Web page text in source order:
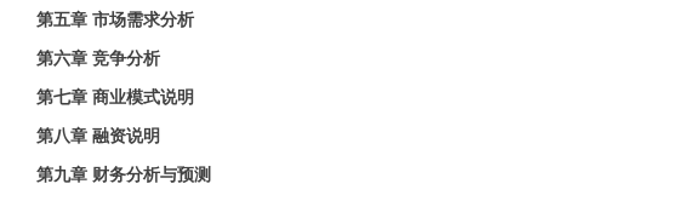
第五章 市场需求分析
第六章 竞争分析
第七章 商业模式说明
第八章 融资说明
第九章 财务分析与预测